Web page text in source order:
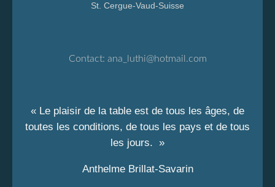
St. Cergue-Vaud-Suisse
Contact: ana_luthi@hotmail.com
« Le plaisir de la table est de tous les âges, de
toutes les conditions, de tous les pays et de tous
les jours. »
Anthelme Brillat-Savarin